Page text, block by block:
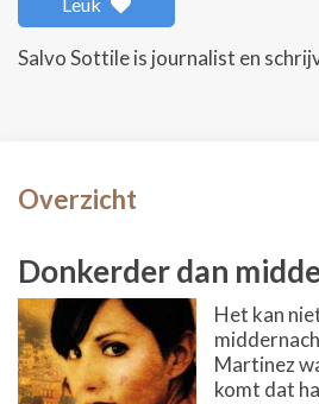
Salvo Sottile is journalist en
Overzicht
Donkerder dan
Het kan
Martinez
komt dat